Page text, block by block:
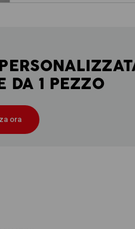
DA 1 PEZZO
ora